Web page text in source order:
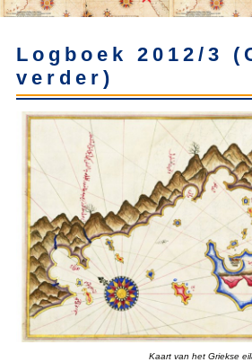
Logboek 2012/3
verder)
Kaart van het Griekse